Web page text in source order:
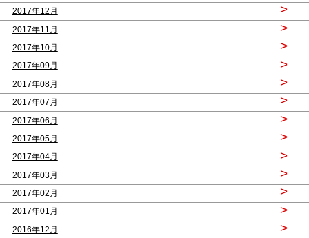
2017年12月 >
2017年11月 >
2017年10月 >
2017年09月 >
2017年08月 >
2017年07月 >
2017年06月 >
2017年05月 >
2017年04月 >
2017年03月 >
2017年02月 >
2017年01月 >
2016年12月 >